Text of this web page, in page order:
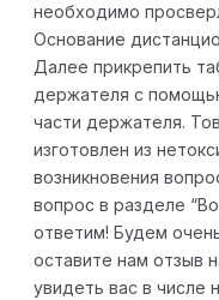
необходимо
Основание
Далее прикрепить
держателя с
части держателя.
изготовлен из
возникновения
вопрос в разделе
ответим! Будем
оставите нам отзыв
увидеть вас в числе